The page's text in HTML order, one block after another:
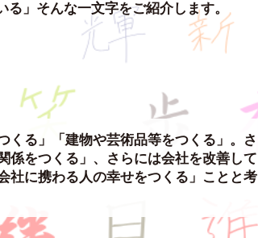
」そんな一文字をご紹介します。
くる」「建物や芸術品等をつくる」。さ
係をつくる」、さらには会社を改善して
社に携わる人の幸せをつくる」ことと考